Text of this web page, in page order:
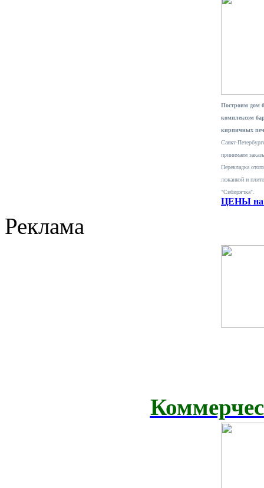
Построим дом
комплексом
кирпичных
Санкт-
принимаем
Перекладка
лежанкой и
"Сибирячка".
ЦЕНЫ на
Реклама